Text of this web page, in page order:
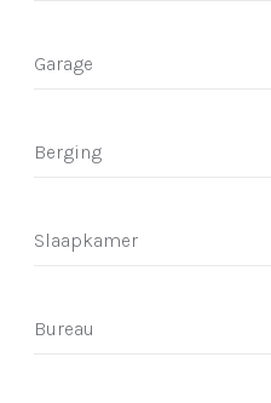
Garage
Berging
Slaapkamer
Bureau